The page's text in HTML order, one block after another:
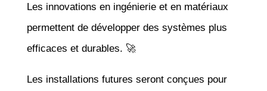
Les innovations en ingénierie et en matériaux
permettent de développer des systèmes plus
efficaces et durables. 🚀
Les installations futures seront conçues pour